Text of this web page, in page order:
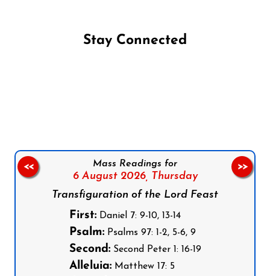
Stay Connected
Mass Readings for
6 August 2026,
Thursday
Transfiguration of the Lord Feast
First:Daniel 7: 9-10, 13-14
Psalm:Psalms 97: 1-2, 5-6, 9
Second:Second Peter 1: 16-19
Alleluia:Matthew 17: 5
<< >>